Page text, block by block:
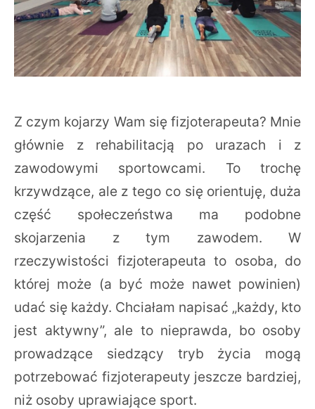
Z czym kojarzy Wam się fizjoterapeuta? Mnie
głównie z rehabilitacją po urazach i z
zawodowymi sportowcami. To trochę
krzywdzące, ale z tego co się orientuję, duża
część społeczeństwa ma podobne
skojarzenia z tym zawodem. W
rzeczywistości fizjoterapeuta to osoba, do
której może (a być może nawet powinien)
udać się każdy. Chciałam napisać „każdy, kto
jest aktywny”, ale to nieprawda, bo osoby
prowadzące siedzący tryb życia mogą
potrzebować fizjoterapeuty jeszcze bardziej,
niż osoby uprawiające sport.